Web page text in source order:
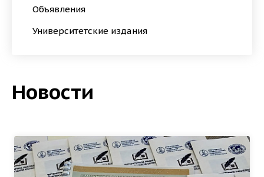
Объявления
Университетские издания
Новости